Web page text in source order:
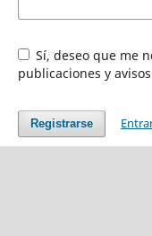
Sí, deseo que me
publicaciones y
Registrarse